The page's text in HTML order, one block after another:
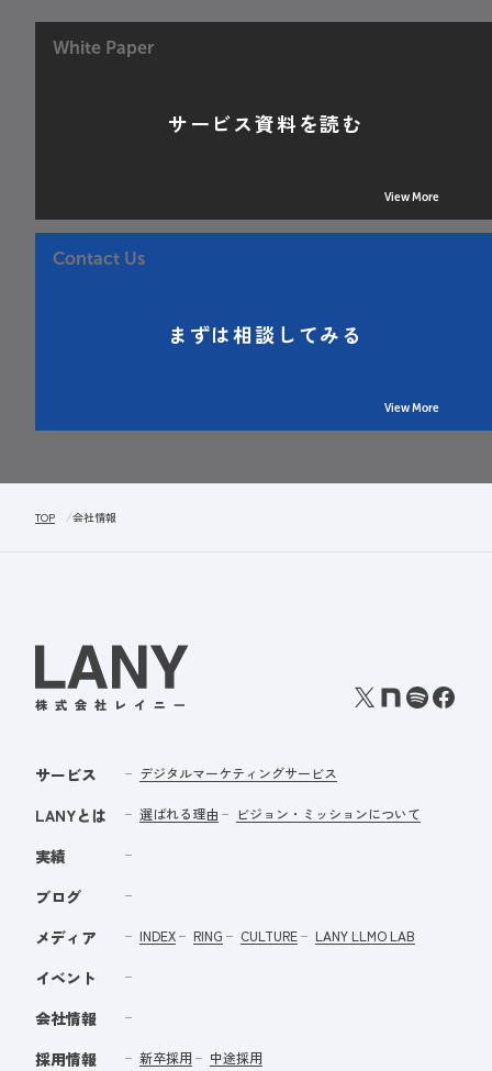
White Paper
サービス資料を読む
View More
Contact Us
まずは相談してみる
View More
TOP 会社情報
サービス デジタルマーケティングサービス
LANYとは 選ばれる理由 ビジョン・ミッションについて
実績
ブログ
メディア
INDEX RING CULTURE LANY LLMO LAB
イベント
会社情報
採用情報
新卒採用 中途採用